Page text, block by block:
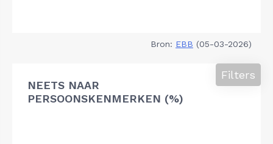
Bron: EBB (05-03-2026)
NEETS NAAR
PERSOONSKENMERKEN (%)
Filters